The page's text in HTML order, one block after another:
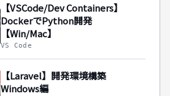
【VSCode/Dev Containers】
DockerでPython開発
【Win/Mac】
VS Code
【Laravel】開発環境構築
Windows編